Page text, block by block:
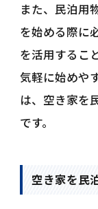
また、民泊用
を始める際に
を活用するこ
気軽に始めや
は、空き家を
です。
空き家を民